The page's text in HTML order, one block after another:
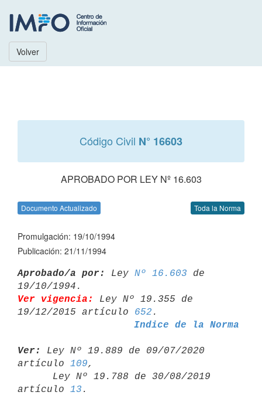
Volver
Código Civil N° 16603
APROBADO POR LEY Nº 16.603
Documento Actualizado Toda la Norma
Promulgación: 19/10/1994
Publicación: 21/11/1994
Aprobado/a por: Ley Nº 16.603 de
Ver vigencia:
Ley Nº 19.355 de
19/12/2015 artículo 652
Indice de la Norma
Ver:
Ley Nº 19.889 de 09/07/2020
artículo 109,
artículo 13